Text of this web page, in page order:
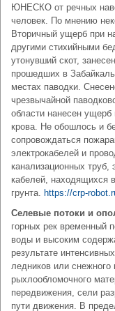
ЮНЕСКО от речных
человек. По мнению
Вторичный ущерб при
другими стихийными
утонувший скот,
прошедших в
местах паводки.
чрезвычайной
области нанесен
крова. Не обошлось и
сопровождаться
электрокабелей и
канализационных труб,
кабелей, находящихся
грунта. https://crp-
Селевые потоки и
горных рек временный
воды и высоким
результате
ледников или снежного
рыхлообломочного
передвижения, сели
пути движения. В